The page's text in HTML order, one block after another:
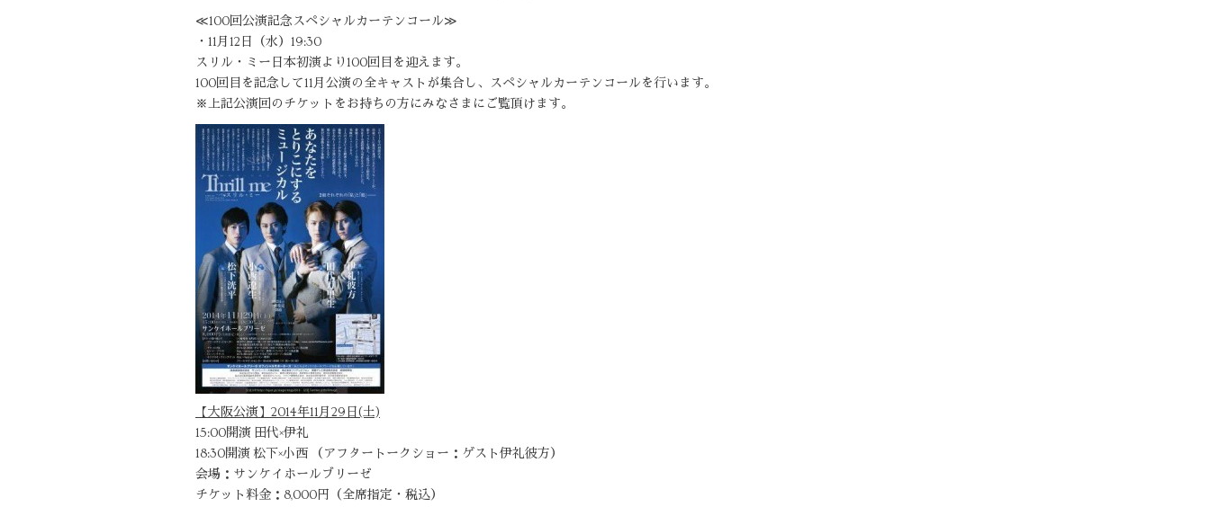
≪100回公演記念スペシャルカーテンコール≫
・11月12日（水）19:30
スリル・ミー日本初演より100回目を迎えます。
100回目を記念して11月公演の全キャストが集合し、スペシャルカーテンコールを行います。
※上記公演回のチケットをお持ちの方にみなさまにご覧頂けます。
【大阪公演】2014年11月29日(土)
15:00開演 田代×伊礼
18:30開演 松下×小西 （アフタートークショー：ゲスト伊礼彼方）
会場：サンケイホールブリーゼ
チケット料金：8,000円（全席指定・税込）